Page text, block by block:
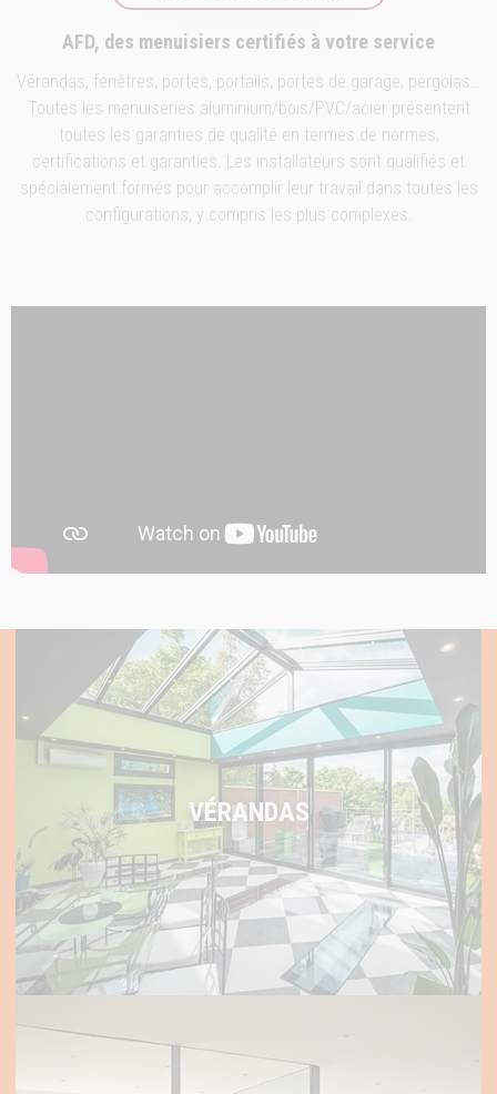
AFD, des menuisiers certifiés à votre service
Vérandas, fenêtres, portes, portails, portes de garage, pergolas…
Toutes les menuiseries aluminium/bois/PVC/acier présentent
toutes les garanties de qualité en termes de normes,
certifications et garanties. Les installateurs sont qualifiés et
spécialement formés pour accomplir leur travail dans toutes les
configurations, y compris les plus complexes.
VÉRANDAS